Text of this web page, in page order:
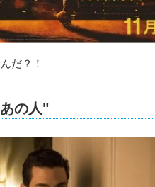
だ？！
の人"